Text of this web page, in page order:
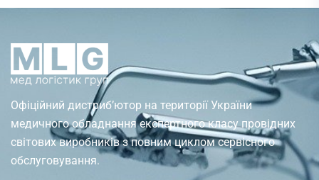
Офіційний дистриб’ютор на території України
медичного обладнання експертного класу провідних
світових виробників з повним циклом сервісного
обслуговування.